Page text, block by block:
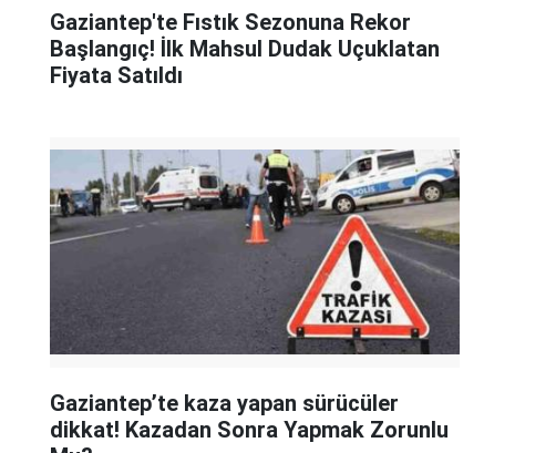
Gaziantep'te Fıstık Sezonuna Rekor
Başlangıç! İlk Mahsul Dudak Uçuklatan
Fiyata Satıldı
Gaziantep’te kaza yapan sürücüler
dikkat! Kazadan Sonra Yapmak Zorunlu